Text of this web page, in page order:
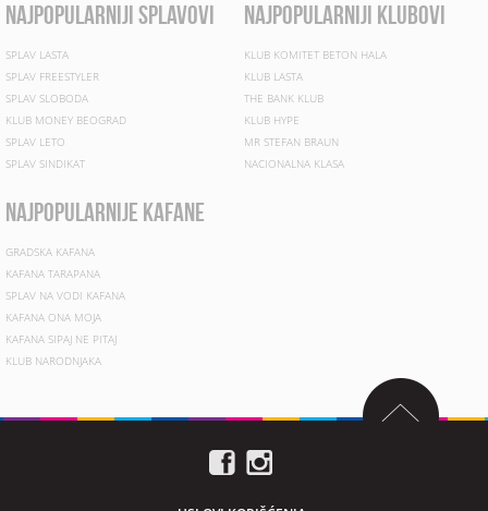
najpopularniji splavovi
SPLAV LASTA
SPLAV FREESTYLER
SPLAV SLOBODA
KLUB MONEY BEOGRAD
SPLAV LETO
SPLAV SINDIKAT
najpopularniji klubovi
KLUB KOMITET BETON HALA
KLUB LASTA
THE BANK KLUB
KLUB HYPE
MR STEFAN BRAUN
NACIONALNA KLASA
najpopularnije kafane
GRADSKA KAFANA
KAFANA TARAPANA
SPLAV NA VODI KAFANA
KAFANA ONA MOJA
KAFANA SIPAJ NE PITAJ
KLUB NARODNJAKA